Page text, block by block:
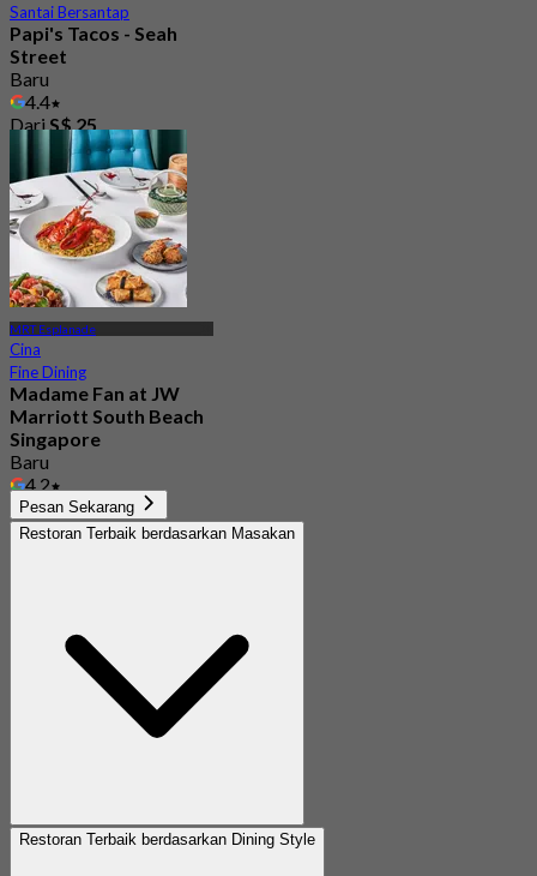
Santai Bersantap
Papi's Tacos - Seah
Street
Baru
4.4
Dari S$ 25
MRT Esplanade
Cina
Fine Dining
Madame Fan at JW
Marriott South Beach
Singapore
Baru
4.2
DariS$ 94
Pesan Sekarang
Restoran Terbaik berdasarkan Masakan
Restoran Terbaik berdasarkan Dining Style